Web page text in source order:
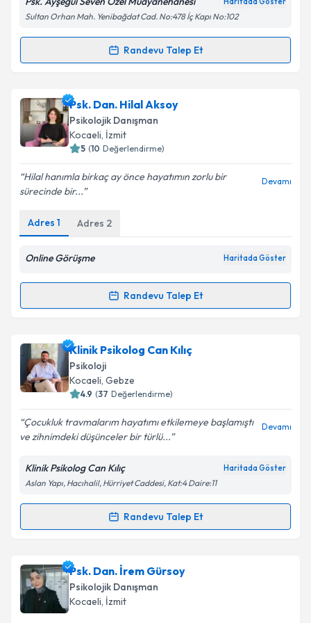
Kişisel verilerimin işlenmesine ilişkin
Metni'ni okudum ve kişisel verilerimin belirtilen
Takvim Talebini Gönder
Sultan Orhan Mah. Yenibağdat Cad. No:478 İç Kapı No:102
Randevu Talep Et
Randevu Takvimi Talebi
Psk. Ayşegül Seveniçin randevu takvimi talebi
oluşturun. Size bu uzmandan randevu almanız için bir
takvim hazırlandığında e-posta ile bilgilendireceğiz.
Kişisel verilerimin işlenmesine ilişkin
Metni'ni okudum ve kişisel verilerimin belirtilen
kapsamda işlenmesini kabul ediyorum.
Takvim Talebini Gönder
Psk. Dan. Hilal Aksoy
Psikolojik Danışman
Kocaeli, İzmit
5 (10 Değerlendirme)
Hilal hanımla birkaç ay önce hayatımın zorlu bir
sürecinde bir...
Devamı
Adres 1 Adres 2
Online Görüşme Haritada Göster
Randevu Talep Et
Randevu Takvimi Talebi
Psk. Dan. Hilal Aksoy için randevu takvimi talebi
oluşturun. Size bu uzmandan randevu almanız için bir
takvim hazırlandığında e-posta ile bilgilendireceğiz.
Kişisel verilerimin işlenmesine ilişkin
Aydınlatma
Metni'ni okudum ve kişisel verilerimin belirtilen
kapsamda işlenmesini kabul ediyorum.
Klinik Psikolog Can Kılıç
Psikoloji
Kocaeli, Gebze
4.9 (37 Değerlendirme)
Çocukluk travmalarım hayatımı etkilemeye başlamıştı
ve zihnimdeki düşünceler bir türlü...
Devamı
Klinik Psikolog Can Kılıç Haritada Göster
Aslan Yapı, Hacıhalil, Hürriyet Caddesi, Kat:4 Daire:11
Randevu Talep Et
Randevu Takvimi Talebi
Klinik Psikolog Can Kılıçiçin randevu takvimi talebi
oluşturun. Size bu uzmandan randevu almanız için bir
takvim hazırlandığında e-posta ile bilgilendireceğiz.
Psk. Dan. İrem Gürsoy
Psikolojik Danışman
Kocaeli, İzmit